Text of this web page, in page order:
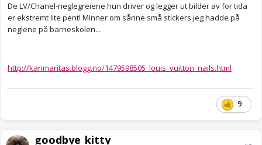
De LV/Chanel-neglegreiene hun driver og legger ut bilder av for tida
er ekstremt lite pent! Minner om sånne små stickers jeg hadde på
neglene på barneskolen...
http://karimaritas.blogg.no/1479598505_louis_vuitton_nails.html
9
goodbye_kitty